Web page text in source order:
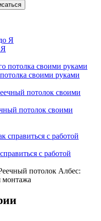
Я
своими руками
потолок своими
с работой
потолок Албес:
монтажа